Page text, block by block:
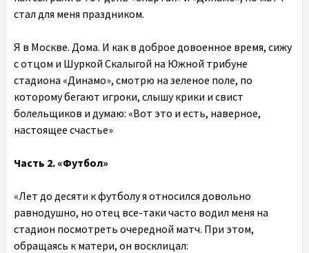
стал для меня праздником.
Я в Москве. Дома. И как в доброе довоенное время, сижу
с отцом и Шуркой Скалыгой на Южной трибуне
стадиона «Динамо», смотрю на зеленое поле, по
которому бегают игроки, слышу крики и свист
болельщиков и думаю: «Вот это и есть, наверное,
настоящее счастье»
Часть 2. «Футбол»
«Лет до десяти к футболу я относился довольно
равнодушно, но отец все-таки часто водил меня на
стадион посмотреть очередной матч. При этом,
обращаясь к матери, он восклицал: